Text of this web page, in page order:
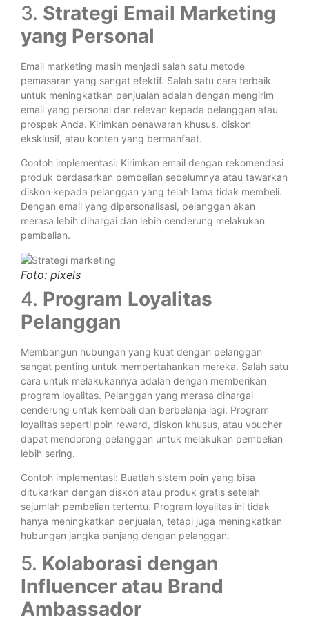
3. Strategi Email Marketing
yang Personal
Email marketing masih menjadi salah satu metode
pemasaran yang sangat efektif. Salah satu cara terbaik
untuk meningkatkan penjualan adalah dengan mengirim
email yang personal dan relevan kepada pelanggan atau
prospek Anda. Kirimkan penawaran khusus, diskon
eksklusif, atau konten yang bermanfaat.
Contoh implementasi: Kirimkan email dengan rekomendasi
produk berdasarkan pembelian sebelumnya atau tawarkan
diskon kepada pelanggan yang telah lama tidak membeli.
Dengan email yang dipersonalisasi, pelanggan akan
merasa lebih dihargai dan lebih cenderung melakukan
pembelian.
Foto: pixels
4. Program Loyalitas
Pelanggan
Membangun hubungan yang kuat dengan pelanggan
sangat penting untuk mempertahankan mereka. Salah satu
cara untuk melakukannya adalah dengan memberikan
program loyalitas. Pelanggan yang merasa dihargai
cenderung untuk kembali dan berbelanja lagi. Program
loyalitas seperti poin reward, diskon khusus, atau voucher
dapat mendorong pelanggan untuk melakukan pembelian
lebih sering.
Contoh implementasi: Buatlah sistem poin yang bisa
ditukarkan dengan diskon atau produk gratis setelah
sejumlah pembelian tertentu. Program loyalitas ini tidak
hanya meningkatkan penjualan, tetapi juga meningkatkan
hubungan jangka panjang dengan pelanggan.
5. Kolaborasi dengan
Influencer atau Brand
Ambassador